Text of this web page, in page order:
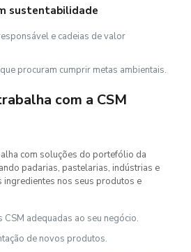
sustentabilidade
e cadeias de valor
procuram cumprir metas ambientais.
com a CSM
com soluções do portefólio da
padarias, pastelarias, indústrias e
ingredientes nos seus produtos e
CSM adequadas ao seu negócio.
de novos produtos.